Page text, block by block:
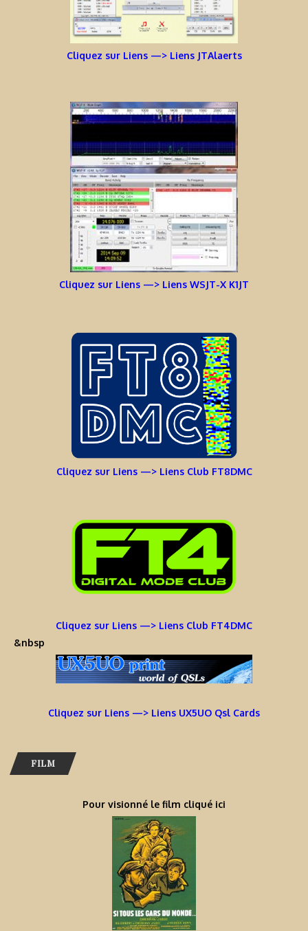
Cliquez sur Liens —> Liens JTAlaerts
Cliquez sur Liens —> Liens WSJT-X K1JT
Cliquez sur Liens —> Liens Club FT8DMC
Cliquez sur Liens —> Liens Club FT4DMC
&nbsp
Cliquez sur Liens —> Liens UX5UO Qsl Cards
FILM
Pour visionné le film cliqué ici